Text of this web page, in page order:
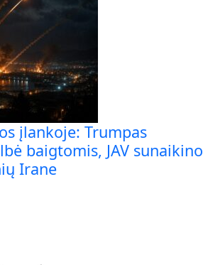
įlankoje: Trumpas
baigtomis, JAV sunaikino
Irane